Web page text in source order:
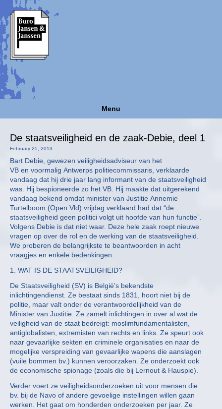
Menu
De staatsveiligheid en de zaak-Debie, deel 1
February 25, 2013
Bart Debie, gewezen veiligheidsadviseur van het
VB en voormalig Antwerps politiecommissaris, verklaarde
vandaag dat hij drie jaar lang informant van de staatsveiligheid
was. Hij bespioneerde zo het VB. Hij maakte dat uitgerekend
vandaag bekend omdat minister van Justitie Annemie
Turtelboom (Open Vld) vrijdag verklaard had dat “de
staatsveiligheid geen politici volgt uit hoofde van hun functie”.
Volgens Debie is dat niet waar. Deze hele zaak roept nieuwe
vragen op over de rol en de werking van de staatsveiligheid.
We proberen de belangrijkste te beantwoorden in acht
vraagjes en enkele bedenkingen.
1. WAT IS DE STAATSVEILIGHEID?
De Staatsveiligheid (SV) is België’s bekendste
inlichtingendienst. Ze bestaat sinds 1831, hoort niet bij de
politie, maar valt onder de verantwoordelijkheid van de
Minister van Justitie. Ze zamelt inlichtingen in over al wat de
veiligheid van de staat bedreigt: moslimfundamentalisten,
antiglobalisten, extremisten van rechts en links. Ze speurt ook
naar gevaarlijke sekten en criminele organisaties en naar de
mogelijke verspreiding van gevaarlijke wapens die aanslagen
(vuile bommen bv.) kunnen veroorzaken. Ze onderzoekt ook
de economische spionage (zoals die bij Lernout & Hauspie).
Verder voert ze veiligheidsonderzoeken uit voor mensen die
bv. bij de Navo of andere gevoelige instellingen willen gaan
werken. Het gaat om honderden onderzoeken per jaar. Ze